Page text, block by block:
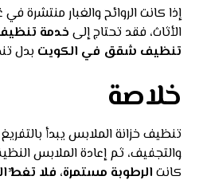
إذا كانت الروائح والغبار منتشرة
الأثاث، فقد تحتاج إلى خدمة
تنظيف شقق في الكويت بدل
خلاصة
تنظيف خزانة الملابس يبدأ
والتجفيف، ثم إعادة الملابس
كانت الرطوبة مستمرة، فلا تغطِّ